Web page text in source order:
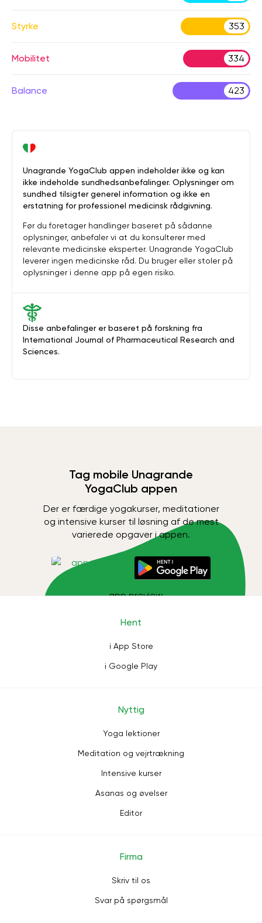
Styrke 353
Mobilitet 334
Balance 423
Disse anbefalinger er baseret på forskning fra
International Journal of Pharmaceutical Research and
Sciences.
Unagrande YogaClub appen indeholder ikke og kan
ikke indeholde sundhedsanbefalinger. Oplysninger om
sundhed tilsigter generel information og ikke en
erstatning for professionel medicinsk rådgivning.
Før du foretager handlinger baseret på sådanne
oplysninger, anbefaler vi at du konsulterer med
relevante medicinske eksperter. Unagrande YogaClub
leverer ingen medicinske råd. Du bruger eller stoler på
oplysninger i denne app på egen risiko.
Tag mobile Unagrande
YogaClub appen
Der er færdige yogakurser, meditationer
og intensive kurser til løsning af de mest
varierede opgaver i appen.
Hent
i App Store
i Google Play
Nyttig
Yoga lektioner
Meditation og vejrtrækning
Intensive kurser
Asanas og øvelser
Editor
Firma
Skriv til os
Svar på spørgsmål